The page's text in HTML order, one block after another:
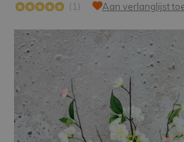
(1) Aan verlanglijst